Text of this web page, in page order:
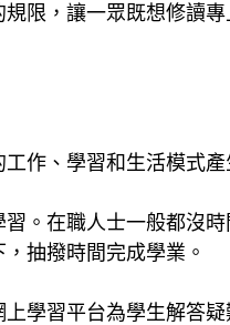
限，讓一眾既想修讀專
作、學習和生活模式產
。在職人士一般都沒
抽撥時間完成學業。
學習平台為學生解答